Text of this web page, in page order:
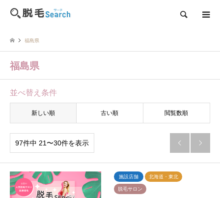
検索
福島県
福島県
並べ替え条件
新しい順 古い順 閲覧数順
97件中 21〜30件を表示  
施設店舗 北海道・東北
脱毛サロン